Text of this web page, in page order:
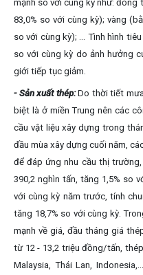
mạnh so với cùng kỳ như: đồng
83,0% so với cùng kỳ); vàng
so với cùng kỳ); … Tình hình
so với cùng kỳ do ảnh hưởng
giới tiếp tục giảm.
- Sản xuất thép:Do thời tiết
biệt là ở miền Trung nên các
cầu vật liệu xây dựng trong
đầu mùa xây dựng cuối năm,
để đáp ứng nhu cầu thị
390,2 nghìn tấn, tăng 1,5% so
với cùng kỳ năm trước, tính
tăng 18,7% so với cùng kỳ.
mạnh về giá, đầu tháng giá
từ 12 - 13,2 triệu đồng/tấn,
Malaysia, Thái Lan,